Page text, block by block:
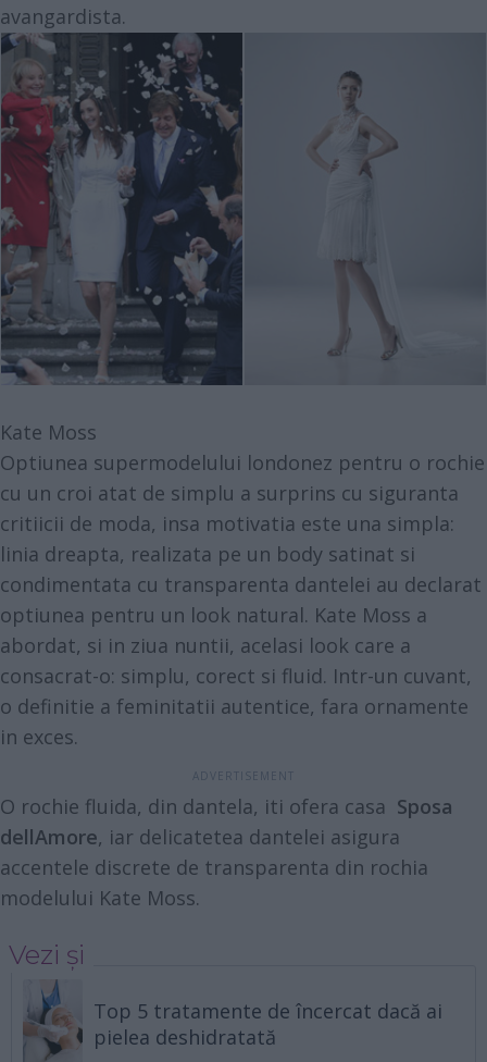
avangardista.
Kate Moss
Optiunea supermodelului londonez pentru o rochie
cu un croi atat de simplu a surprins cu siguranta
critiicii de moda, insa motivatia este una simpla:
linia dreapta, realizata pe un body satinat si
condimentata cu transparenta dantelei au declarat
optiunea pentru un look natural. Kate Moss a
abordat, si in ziua nuntii, acelasi look care a
consacrat-o: simplu, corect si fluid. Intr-un cuvant,
o definitie a feminitatii autentice, fara ornamente
in exces.
O rochie fluida, din dantela, iti ofera casa Sposa
dellAmore, iar delicatetea dantelei asigura
accentele discrete de transparenta din rochia
modelului Kate Moss.
Vezi și
Top 5 tratamente de încercat dacă ai
pielea deshidratată